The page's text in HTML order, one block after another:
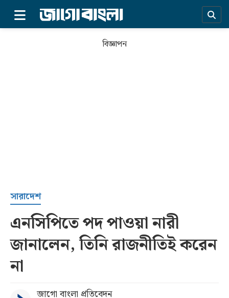
সর্বশেষ
সব
বিভাগ
বিজ্ঞাপন
সারাদেশ
এনসিপিতে পদ পাওয়া নারী
জানালেন, তিনি রাজনীতিই করেন
না
জাগো বাংলা প্রতিবেদন